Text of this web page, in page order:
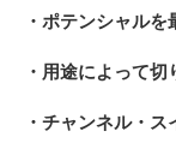
・ポテンシャル
・用途によって
・チャンネル・